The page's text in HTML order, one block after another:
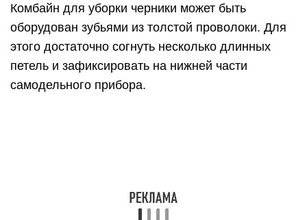
Комбайн для уборки черники может быть
оборудован зубьями из толстой проволоки. Для
этого достаточно согнуть несколько длинных
петель и зафиксировать на нижней части
самодельного прибора.